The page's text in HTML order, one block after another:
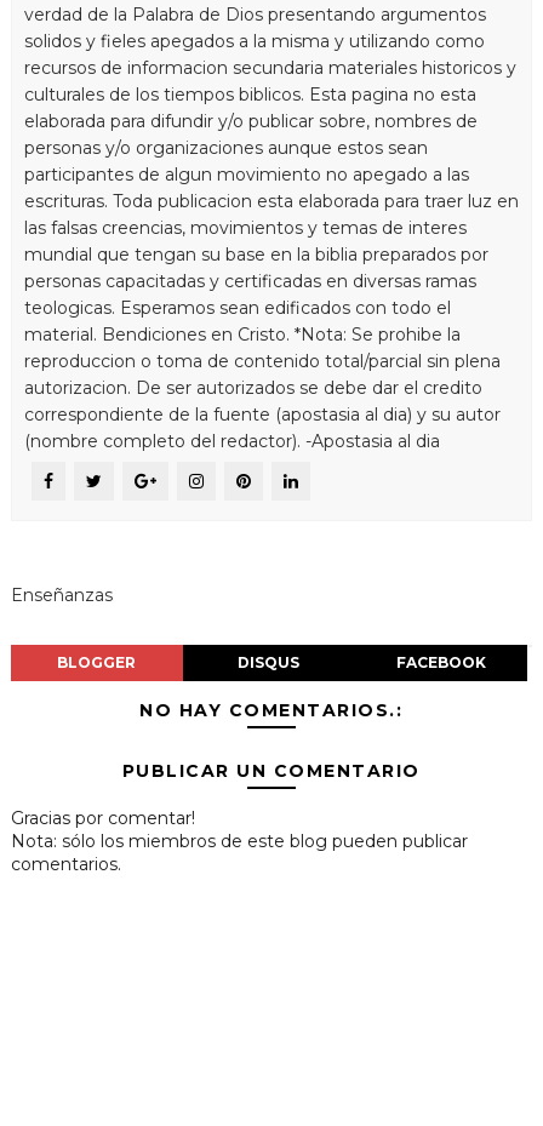
verdad de la Palabra de Dios presentando argumentos
solidos y fieles apegados a la misma y utilizando como
recursos de informacion secundaria materiales historicos y
culturales de los tiempos biblicos. Esta pagina no esta
elaborada para difundir y/o publicar sobre, nombres de
personas y/o organizaciones aunque estos sean
participantes de algun movimiento no apegado a las
escrituras. Toda publicacion esta elaborada para traer luz en
las falsas creencias, movimientos y temas de interes
mundial que tengan su base en la biblia preparados por
personas capacitadas y certificadas en diversas ramas
teologicas. Esperamos sean edificados con todo el
material. Bendiciones en Cristo. *Nota: Se prohibe la
reproduccion o toma de contenido total/parcial sin plena
autorizacion. De ser autorizados se debe dar el credito
correspondiente de la fuente (apostasia al dia) y su autor
(nombre completo del redactor). -Apostasia al dia
Enseñanzas
BLOGGER DISQUS FACEBOOK
NO HAY COMENTARIOS.:
PUBLICAR UN COMENTARIO
Gracias por comentar!
Nota: sólo los miembros de este blog pueden publicar
comentarios.